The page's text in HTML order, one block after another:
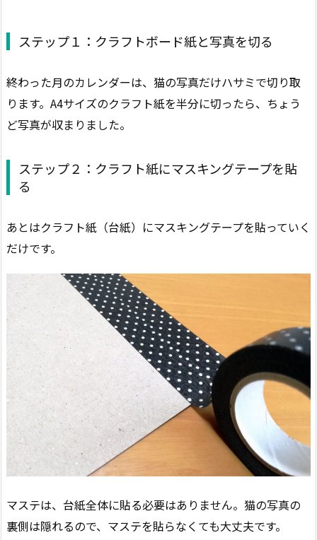
ステップ１：クラフトボード紙と写真を切る
終わった月のカレンダーは、猫の写真だけハサミで切り取
ります。A4サイズのクラフト紙を半分に切ったら、ちょう
ど写真が収まりました。
ステップ２：クラフト紙にマスキングテープを貼
る
あとはクラフト紙（台紙）にマスキングテープを貼っていく
だけです。
マステは、台紙全体に貼る必要はありません。猫の写真の
裏側は隠れるので、マステを貼らなくても大丈夫です。